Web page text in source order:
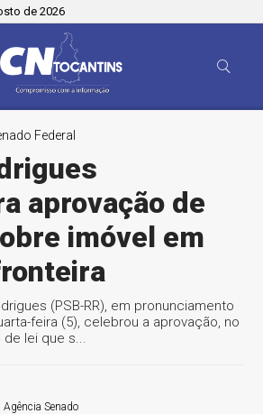
de 2026
Federal
aprovação de
imóvel em
(PSB-RR), em pronunciamento
feira (5), celebrou a aprovação, no
lei que s...
Agência Senado